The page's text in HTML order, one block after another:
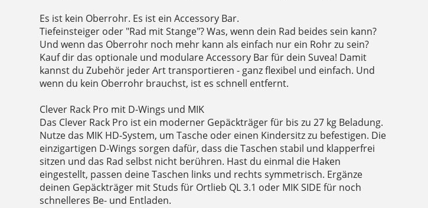
Es ist kein Oberrohr. Es ist ein Accessory Bar.
Tiefeinsteiger oder "Rad mit Stange"? Was, wenn dein Rad beides sein kann?
Und wenn das Oberrohr noch mehr kann als einfach nur ein Rohr zu sein?
Kauf dir das optionale und modulare Accessory Bar für dein Suvea! Damit
kannst du Zubehör jeder Art transportieren - ganz flexibel und einfach. Und
wenn du kein Oberrohr brauchst, ist es schnell entfernt.
Clever Rack Pro mit D-Wings und MIK
Das Clever Rack Pro ist ein moderner Gepäckträger für bis zu 27 kg Beladung.
Nutze das MIK HD-System, um Tasche oder einen Kindersitz zu befestigen. Die
einzigartigen D-Wings sorgen dafür, dass die Taschen stabil und klapperfrei
sitzen und das Rad selbst nicht berühren. Hast du einmal die Haken
eingestellt, passen deine Taschen links und rechts symmetrisch. Ergänze
deinen Gepäckträger mit Studs für Ortlieb QL 3.1 oder MIK SIDE für noch
schnelleres Be- und Entladen.